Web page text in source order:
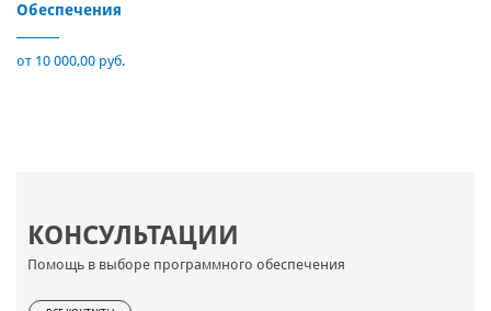
КОНСУЛЬТАЦИИ
Помощь в выборе программного обеспечения
Обеспечения
от 10 000,00 руб.